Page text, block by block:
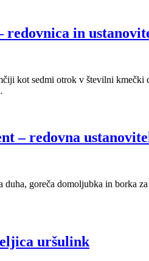
in
kot sedmi otrok v številni
– redovna
duha, goreča domoljubka in borka
uršulink